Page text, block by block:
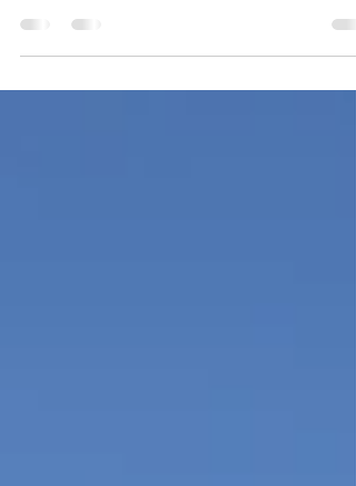
Leucate verschillende sportactiviteiten doen...